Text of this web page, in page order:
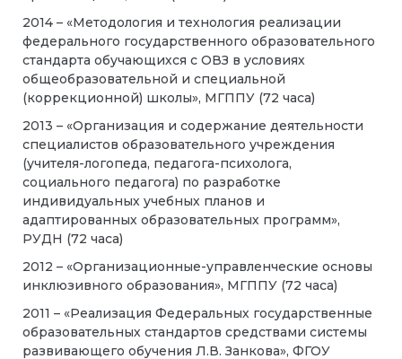
2014 – «Методология и технология реализации
федерального государственного образовательного
стандарта обучающихся с ОВЗ в условиях
общеобразовательной и специальной
(коррекционной) школы», МГППУ (72 часа)
2013 – «Организация и содержание деятельности
специалистов образовательного учреждения
(учителя-логопеда, педагога-психолога,
социального педагога) по разработке
индивидуальных учебных планов и
адаптированных образовательных программ»,
РУДН (72 часа)
2012 – «Организационные-управленческие основы
инклюзивного образования», МГППУ (72 часа)
2011 – «Реализация Федеральных государственные
образовательных стандартов средствами системы
развивающего обучения Л.В. Занкова», ФГОУ